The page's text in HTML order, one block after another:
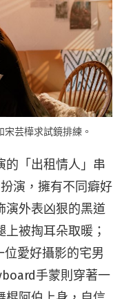
芸樺求試鏡排練。
的「出租情人」串
演，擁有不同癖好
演外表凶狠的黑道
被掏耳朵取暖；
愛好攝影的宅男
手蒙則穿著一